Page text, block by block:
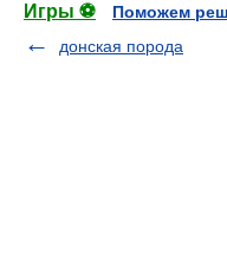
Игры ⚽
Поможем
донская порода